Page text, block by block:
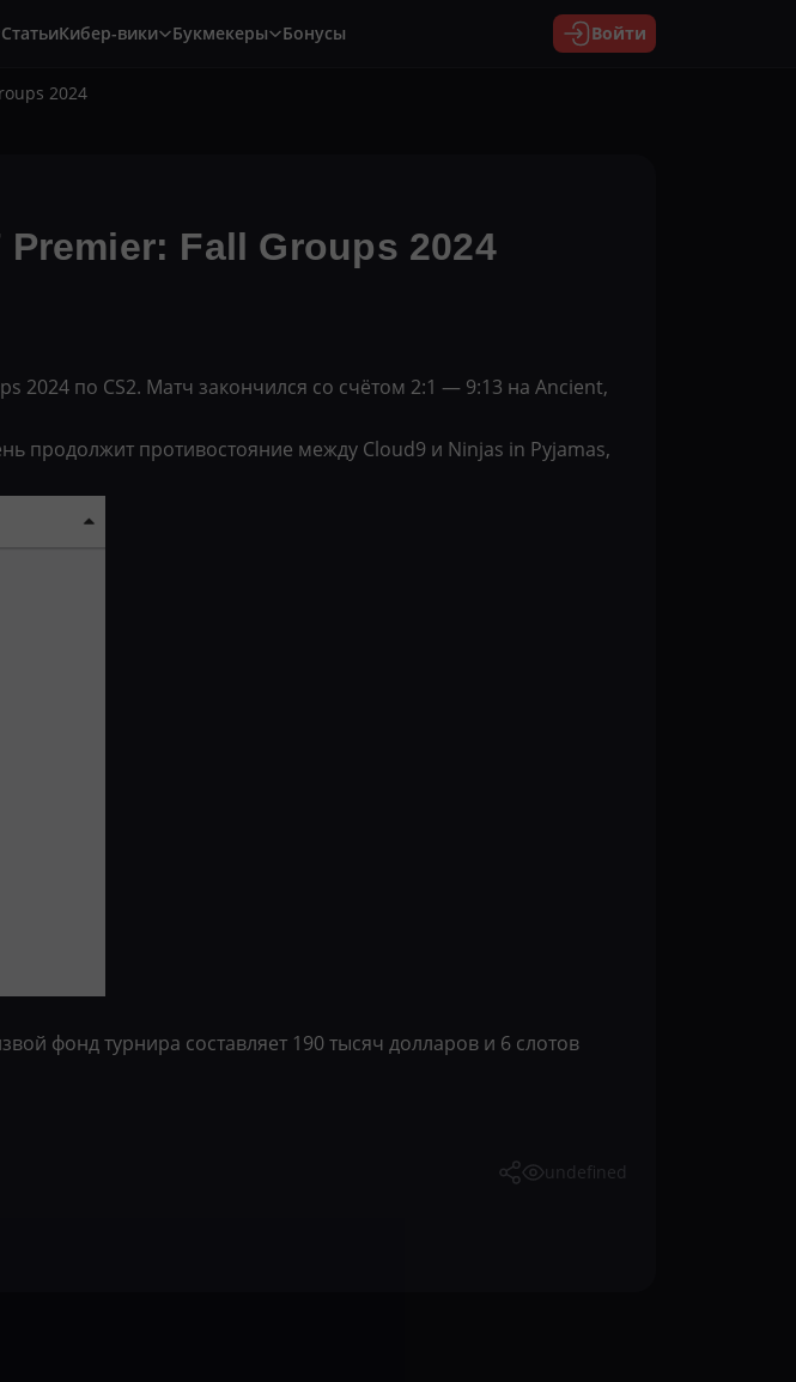
СтатьиКибер-вики Букмекеры Бонусы Войти
2024
Fall Groups 2024
2024 по CS2. Матч закончился со счётом 2:1 — 9:13 на Ancient,
продолжит противостояние между Cloud9 и Ninjas in Pyjamas,
фонд турнира составляет 190 тысяч долларов и 6 слотов
undefined